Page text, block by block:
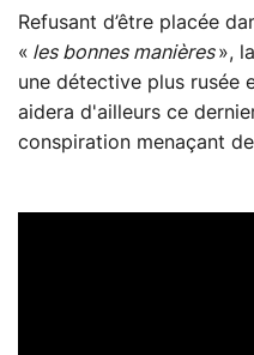
Refusant d’être placée
« les bonnes manières»,
une détective plus rusée
aidera d'ailleurs ce
conspiration menaçant